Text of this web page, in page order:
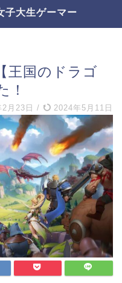
子大生ゲーマー
王国のドラゴ
！
月23日 / 2024年5月11日